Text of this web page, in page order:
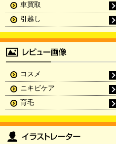
車買取
引越し
コスメ
ニキビケア
育毛